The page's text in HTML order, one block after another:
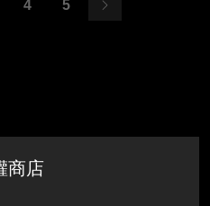
4 5
商店